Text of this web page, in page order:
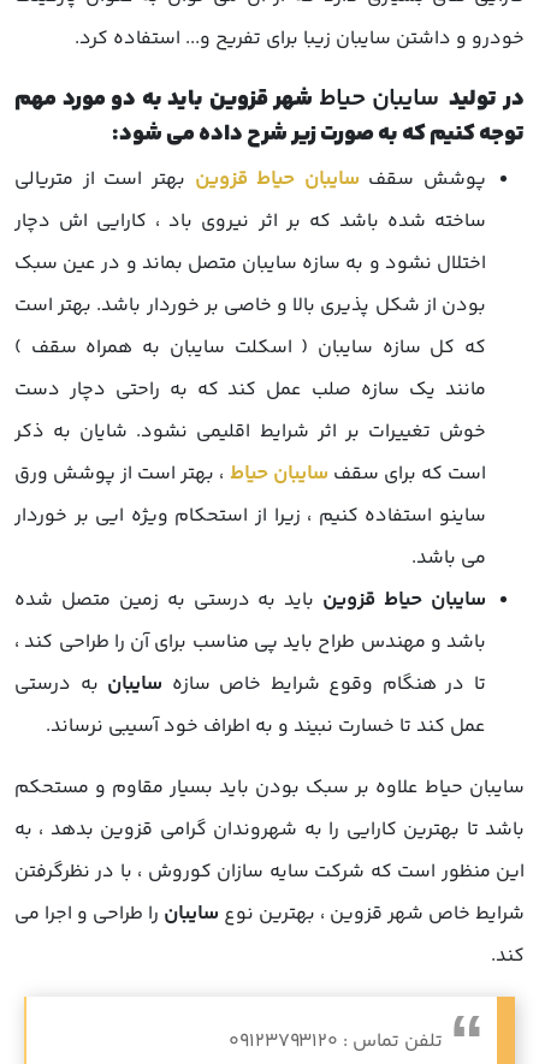
خودرو و داشتن سایبان زیبا برای تفریح و... استفاده کرد.
در تولید سایبان حیاط شهر قزوین باید به دو مورد مهم
توجه کنیم که به صورت زیر شرح داده می شود:
پوشش سقف سایبان حیاط قزوین بهتر است از متریالی
ساخته شده باشد که بر اثر نیروی باد ، کارایی اش دچار
اختلال نشود و به سازه سایبان متصل بماند و در عین سبک
بودن از شکل پذیری بالا و خاصی بر خوردار باشد. بهتر است
که کل سازه سایبان ( اسکلت سایبان به همراه سقف )
مانند یک سازه صلب عمل کند که به راحتی دچار دست
خوش تغییرات بر اثر شرایط اقلیمی نشود. شایان به ذکر
است که برای سقف سایبان حیاط ، بهتر است از پوشش ورق
ساینو استفاده کنیم ، زیرا از استحکام ویژه ایی بر خوردار
می باشد.
سایبان حیاط قزوین باید به درستی به زمین متصل شده
باشد و مهندس طراح باید پی مناسب برای آن را طراحی کند ،
تا در هنگام وقوع شرایط خاص سازه سایبان به درستی
عمل کند تا خسارت نبیند و به اطراف خود آسیبی نرساند.
سایبان حیاط علاوه بر سبک بودن باید بسیار مقاوم و مستحکم
باشد تا بهترین کارایی را به شهروندان گرامی قزوین بدهد ، به
این منظور است که شرکت سایه سازان کوروش ، با در نظرگرفتن
شرایط خاص شهر قزوین ، بهترین نوع سایبان را طراحی و اجرا می
کند.
تلفن تماس : 09123793120